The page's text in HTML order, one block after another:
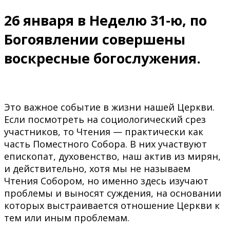
26 января в Неделю 31-ю, по
Богоявлении совершены
воскресные богослужения.
Это важное событие в жизни нашей Церкви.
Если посмотреть на социологический срез
участников, то Чтения — практически как
часть Поместного Собора. В них участвуют
епископат, духовенство, наш актив из мирян,
и действительно, хотя мы не называем
Чтения Собором, но именно здесь изучают
проблемы и выносят суждения, на основании
которых выстраивается отношение Церкви к
тем или иным проблемам.